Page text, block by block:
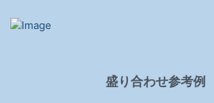
盛り合わせ参考例